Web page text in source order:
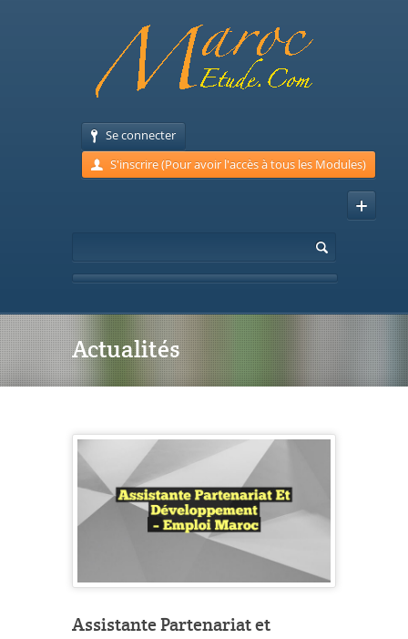
Se connecter
S'inscrire (Pour avoir l'accès à tous les Modules)
Actualités
Assistante Partenariat et